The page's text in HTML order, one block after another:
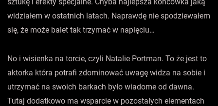
widziałem w ostatnich latach. Naprawdę nie spodziewałem
się, że może balet tak trzymać w napięciu…
No i wisienka na torcie, czyli Natalie Portman. To że jest to
aktorka która potrafi zdominować uwagę widza na sobie i
utrzymać na swoich barkach było wiadome od dawna.
Tutaj dodatkowo ma wsparcie w pozostałych elementach